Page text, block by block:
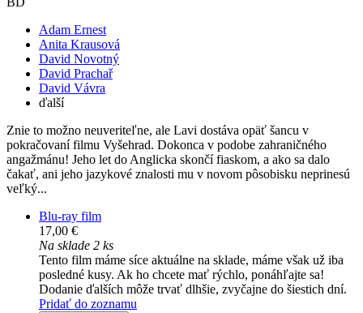
Adam Ernest
Anita Krausová
David Novotný
David Prachař
David Vávra
ďalší
Znie to možno neuveriteľne, ale Lavi dostáva opäť šancu v
pokračovaní filmu Vyšehrad. Dokonca v podobe zahraničného
angažmánu! Jeho let do Anglicka skončí fiaskom, a ako sa dalo
čakať, ani jeho jazykové znalosti mu v novom pôsobisku neprinesú
veľký...
Blu-ray film
17,00 €
Na sklade 2 ks
Tento film máme síce aktuálne na sklade, máme však už iba
posledné kusy. Ak ho chcete mať rýchlo, ponáhľajte sa!
Dodanie ďalších môže trvať dlhšie, zvyčajne do šiestich dní.
Pridať do zoznamu